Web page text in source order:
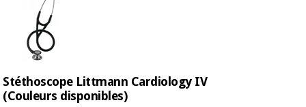
Stéthoscope Littmann Cardiology IV
(Couleurs disponibles)